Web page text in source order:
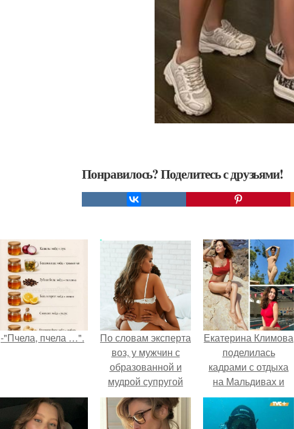
Понравилось? Поделитесь с друзьями!
-"Пчела, пчела …".
По словам эксперта
воз, у мужчин с
образованной и
мудрой супругой
вероятность
скоропостижной
смерти якобы на
Екатерина Климова
поделилась
кадрами с отдыха
на Мальдивах и
вызвала бурную
реакцию
поклонников.